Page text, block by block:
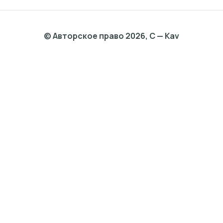
© Авторское право 2026, C — Kav